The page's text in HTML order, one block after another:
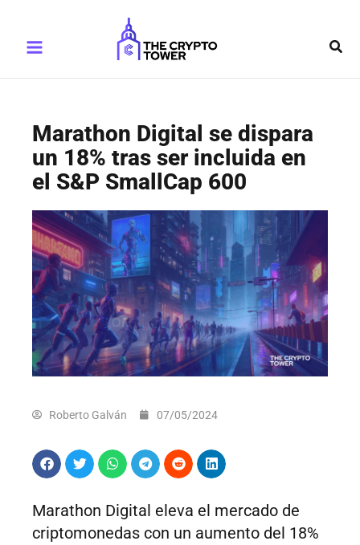
contenido
Menu
Marathon Digital se dispara
un 18% tras ser incluida en
el S&P SmallCap 600
Roberto Galván 07/05/2024
Marathon Digital eleva el mercado de
criptomonedas con un aumento del 18%